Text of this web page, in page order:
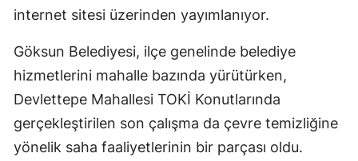
internet sitesi üzerinden yayımlanıyor.
Göksun Belediyesi, ilçe genelinde belediye
hizmetlerini mahalle bazında yürütürken,
Devlettepe Mahallesi TOKİ Konutlarında
gerçekleştirilen son çalışma da çevre temizliğine
yönelik saha faaliyetlerinin bir parçası oldu.